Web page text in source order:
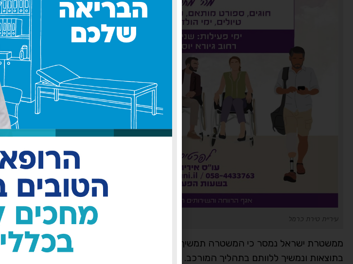
עיריית טירת כרמל
ממשטרת ישראל נמסר כי המשטרה תמשיך בחיפושים לאיתור ממצאים נוספים ומבקשת
בתוצאות ונמשיך ללוותם בתהליך המורכב.